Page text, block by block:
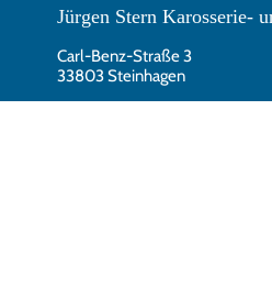
Jürgen Stern Karosserie-
Carl-Benz-Straße 3
33803 Steinhagen